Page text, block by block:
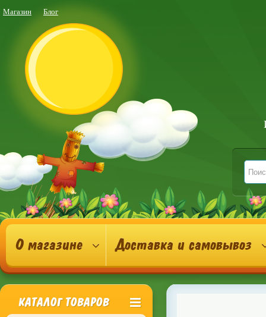
Магазин Блог
О магазине Доставка и самовывоз
КАТАЛОГ ТОВАРОВ